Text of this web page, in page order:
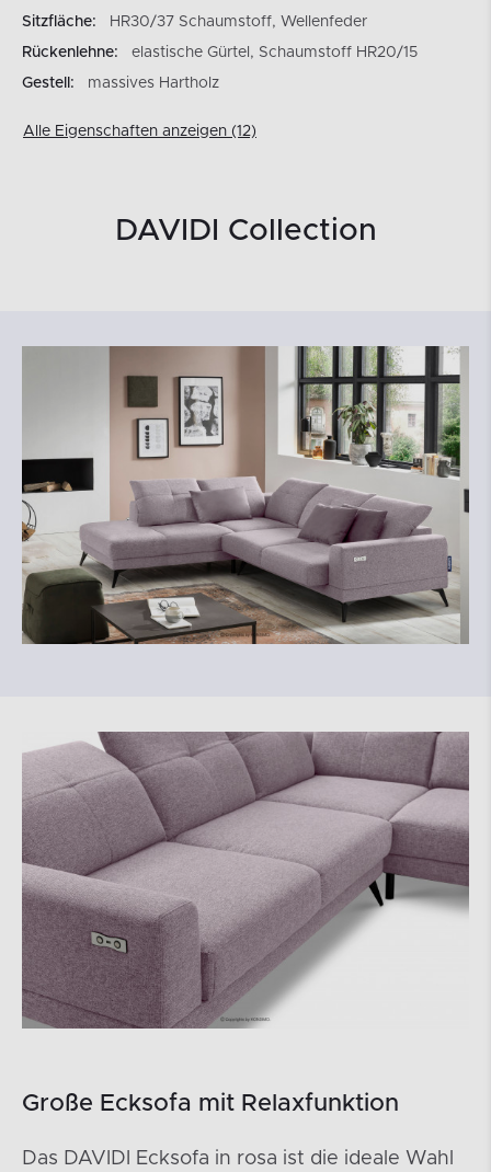
Sitzfläche:
HR30/37 Schaumstoff, Wellenfeder
Rückenlehne:
elastische Gürtel, Schaumstoff HR20/15
Gestell:
massives Hartholz
Alle Eigenschaften anzeigen (12)
DAVIDI Collection
Große Ecksofa mit Relaxfunktion
Das DAVIDI Ecksofa in rosa ist die ideale Wahl